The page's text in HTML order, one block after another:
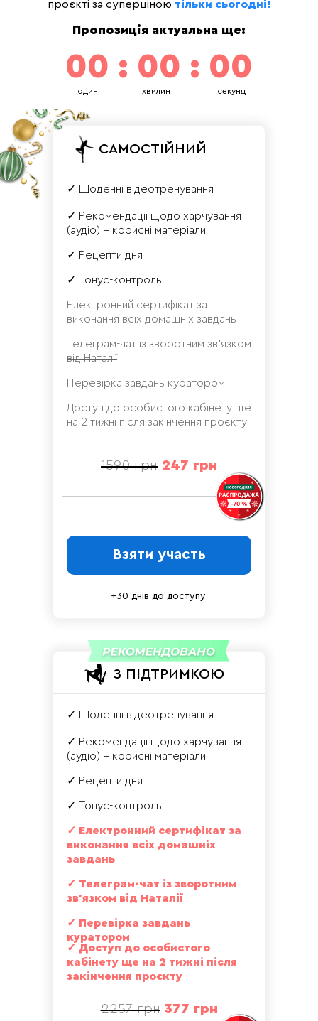
проєкті за суперціною тільки сьогодні!
Пропозиція актуальна ще:
00 : 00 : 00
годин хвилин секунд
САМОСТІЙНИЙ
✓ Щоденні відеотренування
1590 грн 247 грн
Взяти участь
✓ Рекомендації щодо харчування
(аудіо) + корисні матеріали
✓ Рецепти дня
✓ Тонус-контроль
Електронний сертифікат за
виконання всіх домашніх завдань
Телеграм-чат із зворотним зв'язком
від Наталії
Перевірка завдань куратором
Доступ до особистого кабінету ще
на 2 тижні після закінчення проєкту
З ПІДТРИМКОЮ
✓ Щоденні відеотренування
2257 грн 377 грн
✓ Рекомендації щодо харчування
(аудіо) + корисні матеріали
✓ Рецепти дня
✓ Тонус-контроль
✓ Електронний сертифікат за
виконання всіх домашніх
завдань
✓ Телеграм-чат із зворотним
зв'язком від Наталії
✓ Перевірка завдань
куратором
✓ Доступ до особистого
кабінету ще на 2 тижні після
закінчення проєкту
+30 днів до доступу